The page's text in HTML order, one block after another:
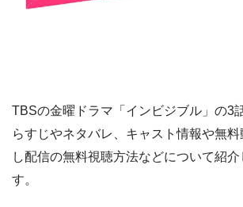
TBSの金曜ドラマ「インビジブル」の3
らすじやネタバレ、キャスト情報や無
し配信の無料視聴方法などについて紹介
す。